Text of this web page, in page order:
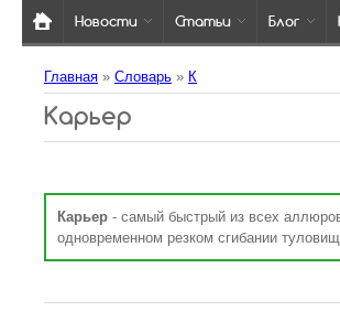
Новости Статьи Блог
Главная » Словарь » К
Карьер
Карьер - самый быстрый из всех
одновременном резком сгибании